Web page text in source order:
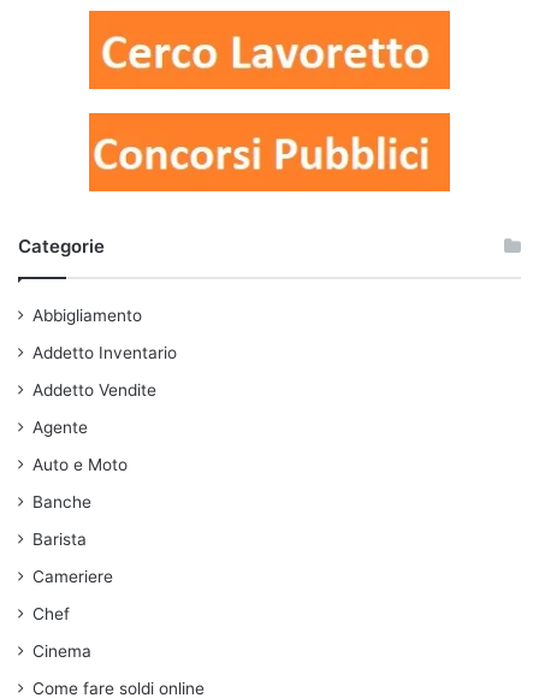
Categorie
Abbigliamento
Addetto Inventario
Addetto Vendite
Agente
Auto e Moto
Banche
Barista
Cameriere
Chef
Cinema
Come fare soldi online